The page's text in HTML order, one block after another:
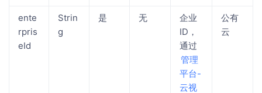
ente
rpris
eId
Strin
g
是 无
企业
ID，
通过
管理
平台-
云视
公有
云